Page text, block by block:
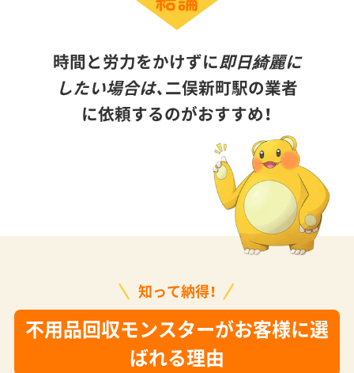
時間と労力をかけずに即日綺麗に
したい場合は、二俣新町駅の業者
に依頼するのがおすすめ！
知って納得！
不用品回収モンスターがお客様に選
ばれる理由